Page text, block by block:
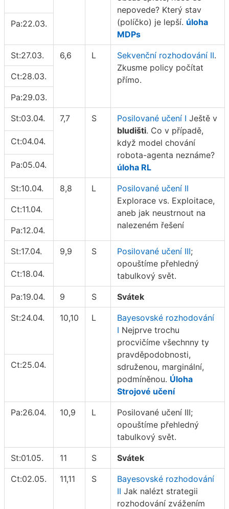
nepovede? Který stav
(políčko) je lepší. úloha
MDPs
Pa:22.03.
St:27.03. 6,6 L Sekvenční rozhodování II.
Zkusme policy počítat
přímo.
Ct:28.03.
Pa:29.03.
St:03.04. 7,7 S Posilované učení I Ještě v
bludišti. Co v případě,
když model chování
robota-agenta neznáme?
úloha RL
Ct:04.04.
Pa:05.04.
St:10.04. 8,8 L
Posilované učení II
Explorace vs. Exploitace,
aneb jak neustrnout na
nalezeném řešení
Ct:11.04.
Pa:12.04.
St:17.04. 9,9 S Posilované učení III;
opouštíme přehledný
tabulkový svět.
Ct:18.04.
Pa:19.04. 9 S Svátek
St:24.04. 10,10 L
Bayesovské rozhodování
I Nejprve trochu
procvičíme všechnny ty
pravděpodobnosti,
sdruženou, marginální,
podmíněnou. Úloha
Strojové učení
Ct:25.04.
Pa:26.04. 10,9 L
Posilované učení III;
opouštíme přehledný
tabulkový svět.
St:01.05. 11 S Svátek
Ct:02.05. 11,11 S
Bayesovské rozhodování
II Jak nalézt strategii
rozhodování zvážením